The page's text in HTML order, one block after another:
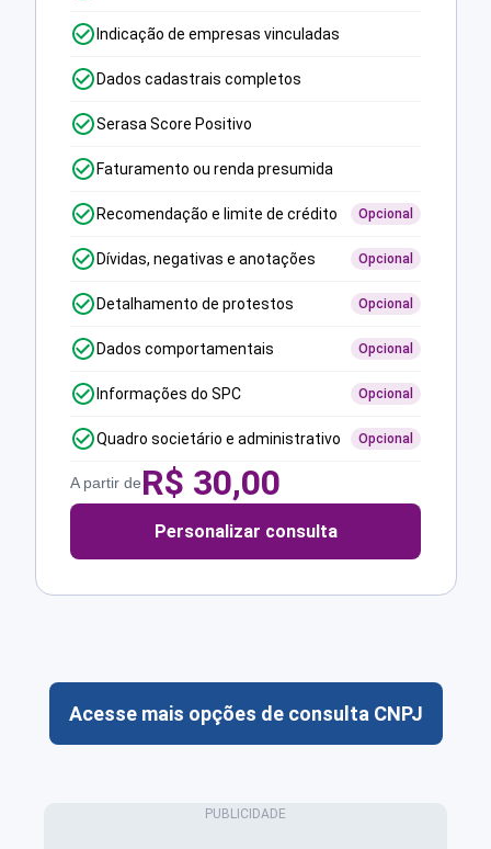
Indicação de empresas vinculadas
Dados cadastrais completos
Serasa Score Positivo
Faturamento ou renda presumida
Recomendação e limite de crédito Opcional
Dívidas, negativas e anotações Opcional
Detalhamento de protestos Opcional
Dados comportamentais Opcional
Informações do SPC Opcional
Quadro societário e administrativo Opcional
A partir deR$ 30,00
Personalizar consulta
Acesse mais opções de consulta CNPJ